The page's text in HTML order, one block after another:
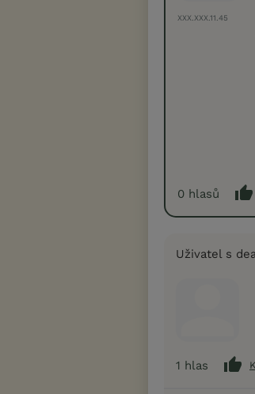
XXX.XXX.11.45
0 hlasů
Uživatel s
1 hlas